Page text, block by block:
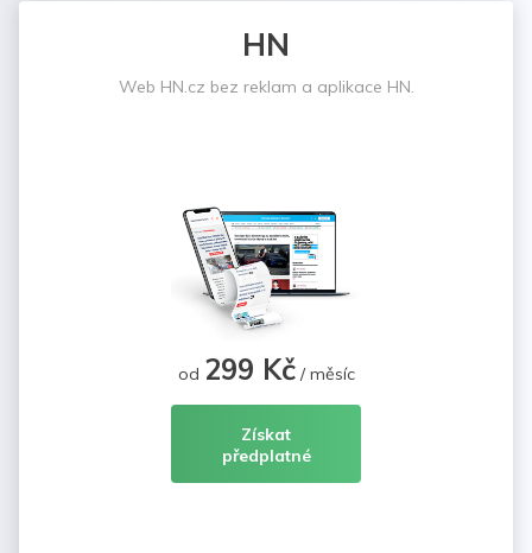
HN
Web HN.cz bez reklam a aplikace HN.
od 299 Kč/ měsíc
Získat
předplatné